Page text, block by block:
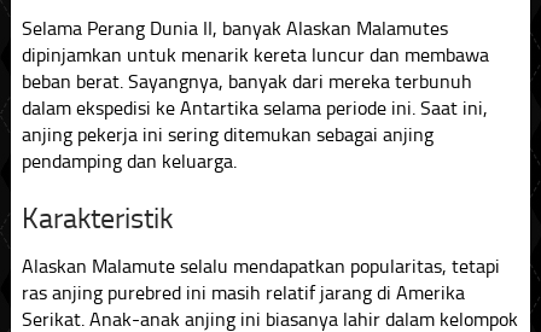
Selama Perang Dunia II, banyak Alaskan Malamutes
dipinjamkan untuk menarik kereta luncur dan membawa
beban berat. Sayangnya, banyak dari mereka terbunuh
dalam ekspedisi ke Antartika selama periode ini. Saat ini,
anjing pekerja ini sering ditemukan sebagai anjing
pendamping dan keluarga.
Karakteristik
Alaskan Malamute selalu mendapatkan popularitas, tetapi
ras anjing purebred ini masih relatif jarang di Amerika
Serikat. Anak-anak anjing ini biasanya lahir dalam kelompok